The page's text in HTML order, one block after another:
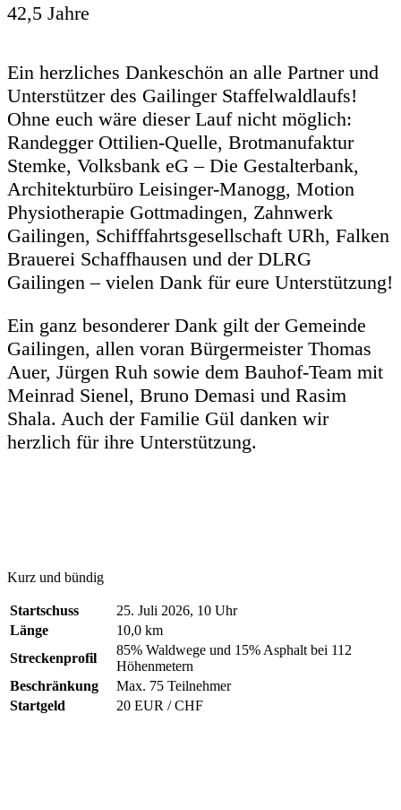
42,5 Jahre
Ein herzliches Dankeschön an alle Partner und
Unterstützer des Gailinger Staffelwaldlaufs!
Ohne euch wäre dieser Lauf nicht möglich:
Randegger Ottilien-Quelle, Brotmanufaktur
Stemke, Volksbank eG – Die Gestalterbank,
Architekturbüro Leisinger-Manogg, Motion
Physiotherapie Gottmadingen, Zahnwerk
Gailingen, Schifffahrtsgesellschaft URh, Falken
Brauerei Schaffhausen und der DLRG
Gailingen – vielen Dank für eure Unterstützung!
Ein ganz besonderer Dank gilt der Gemeinde
Gailingen, allen voran Bürgermeister Thomas
Auer, Jürgen Ruh sowie dem Bauhof-Team mit
Meinrad Sienel, Bruno Demasi und Rasim
Shala. Auch der Familie Gül danken wir
herzlich für ihre Unterstützung.
Kurz und bündig
Startschuss
25. Juli 2026, 10 Uhr
Länge
10,0 km
Streckenprofil
85% Waldwege und 15% Asphalt bei 112
Höhenmetern
Beschränkung
Max. 75 Teilnehmer
Startgeld
20 EUR / CHF